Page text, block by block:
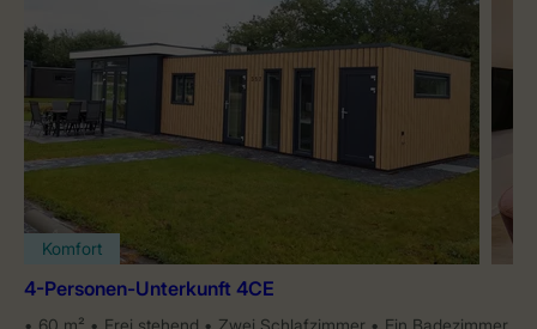
Komfort
4-Personen-Unterkunft 4CE
60 m² Frei stehend Zwei Schlafzimmer
Ein Badezimmer